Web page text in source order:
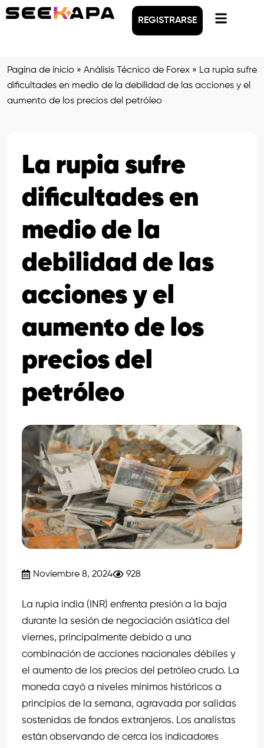
REGISTRARSE
Pagina de inicio » Análisis Técnico de Forex » La rupia sufre
dificultades en medio de la debilidad de las acciones y el
aumento de los precios del petróleo
La rupia sufre
dificultades en
medio de la
debilidad de las
acciones y el
aumento de los
precios del
petróleo
Noviembre 8, 2024 928
La rupia india (INR) enfrenta presión a la baja
durante la sesión de negociación asiática del
viernes, principalmente debido a una
combinación de acciones nacionales débiles y
el aumento de los precios del petróleo crudo. La
moneda cayó a niveles mínimos históricos a
principios de la semana, agravada por salidas
sostenidas de fondos extranjeros. Los analistas
están observando de cerca los indicadores